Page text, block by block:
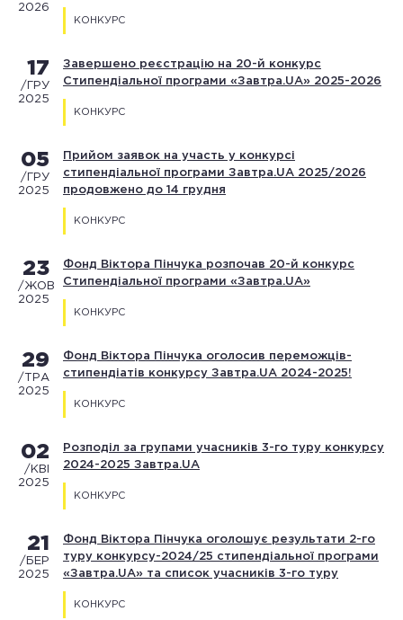
2026
КОНКУРС
17
/ГРУ
2025
Завершено реєстрацію на 20-й конкурс
Стипендіальної програми «Завтра.UA» 2025-2026
КОНКУРС
05
/ГРУ
2025
Прийом заявок на участь у конкурсі
стипендіальної програми Завтра.UA 2025/2026
продовжено до 14 грудня
КОНКУРС
23
/ЖОВ
2025
Фонд Віктора Пінчука розпочав 20-й конкурс
Стипендіальної програми «Завтра.UA»
КОНКУРС
29
/ТРА
2025
Фонд Віктора Пінчука оголосив переможців-
стипендіатів конкурсу Завтра.UA 2024-2025!
КОНКУРС
02
/КВІ
2025
Розподіл за групами учасників 3-го туру конкурсу
2024-2025 Завтра.UA
КОНКУРС
21
/БЕР
2025
Фонд Віктора Пінчука оголошує результати 2-го
туру конкурсу-2024/25 стипендіальної програми
«Завтра.UA» та список учасників 3-го туру
КОНКУРС